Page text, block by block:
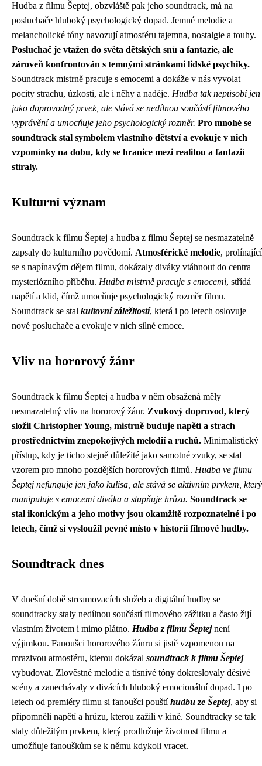
Hudba z filmu Šeptej, obzvláště pak jeho soundtrack, má na
posluchače hluboký psychologický dopad. Jemné melodie a
melancholické tóny navozují atmosféru tajemna, nostalgie a touhy.
Posluchač je vtažen do světa dětských snů a fantazie, ale
zároveň konfrontován s temnými stránkami lidské psychiky.
Soundtrack mistrně pracuje s emocemi a dokáže v nás vyvolat
pocity strachu, úzkosti, ale i něhy a naděje. Hudba tak nepůsobí jen
jako doprovodný prvek, ale stává se nedílnou součástí filmového
vyprávění a umocňuje jeho psychologický rozměr. Pro mnohé se
soundtrack stal symbolem vlastního dětství a evokuje v nich
vzpomínky na dobu, kdy se hranice mezi realitou a fantazií
stíraly.
Kulturní význam
Soundtrack k filmu Šeptej a hudba z filmu Šeptej se nesmazatelně
zapsaly do kulturního povědomí. Atmosférické melodie, prolínající
se s napínavým dějem filmu, dokázaly diváky vtáhnout do centra
mysteriózního příběhu. Hudba mistrně pracuje s emocemi, střídá
napětí a klid, čímž umocňuje psychologický rozměr filmu.
Soundtrack se stal kultovní záležitostí, která i po letech oslovuje
nové posluchače a evokuje v nich silné emoce.
Vliv na hororový žánr
Soundtrack k filmu Šeptej a hudba v něm obsažená měly
nesmazatelný vliv na hororový žánr. Zvukový doprovod, který
složil Christopher Young, mistrně buduje napětí a strach
prostřednictvím znepokojivých melodií a ruchů. Minimalistický
přístup, kdy je ticho stejně důležité jako samotné zvuky, se stal
vzorem pro mnoho pozdějších hororových filmů. Hudba ve filmu
Šeptej nefunguje jen jako kulisa, ale stává se aktivním prvkem, který
manipuluje s emocemi diváka a stupňuje hrůzu. Soundtrack se
stal ikonickým a jeho motivy jsou okamžitě rozpoznatelné i po
letech, čímž si vysloužil pevné místo v historii filmové hudby.
Soundtrack dnes
V dnešní době streamovacích služeb a digitální hudby se
soundtracky staly nedílnou součástí filmového zážitku a často žijí
vlastním životem i mimo plátno. Hudba z filmu Šeptejnení
výjimkou. Fanoušci hororového žánru si jistě vzpomenou na
mrazivou atmosféru, kterou dokázal soundtrack k filmu Šeptej
vybudovat. Zlověstné melodie a tísnivé tóny dokreslovaly děsivé
scény a zanechávaly v divácích hluboký emocionální dopad. I po
letech od premiéry filmu si fanoušci pouštíhudbu ze Šeptej, aby si
připomněli napětí a hrůzu, kterou zažili v kině. Soundtracky se tak
staly důležitým prvkem, který prodlužuje životnost filmu a
umožňuje fanouškům se k němu kdykoli vracet.